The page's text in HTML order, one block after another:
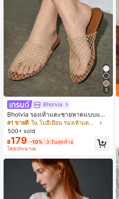
5
Bholvia
Bholvia รองเท้าแตะชายหาดแบบแบน
สบาย ๆ ลายฉลุมาใหม่สำหรับผู้หญิง
#1 ขายดี
ใน โบฮีเมียน รองเท้าแตะผู้หญิง
500+ sold
฿179 -10% 3 วันสุดท้าย
โดยประมาณ